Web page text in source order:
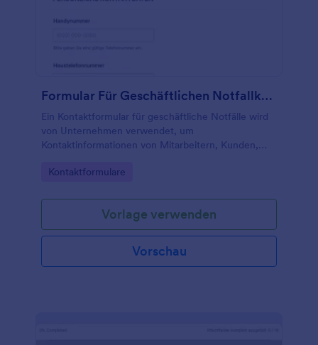
Formular Für Geschäftlichen Notfallkontakt
Ein Kontaktformular für geschäftliche Notfälle wird
von Unternehmen verwendet, um
Kontaktinformationen von Mitarbeitern, Kunden,
sammeln, die im Falle eines geschäftlichen Notfalls
Go to Category:
Kontaktformulare
Vorlage verwenden
Vorschau